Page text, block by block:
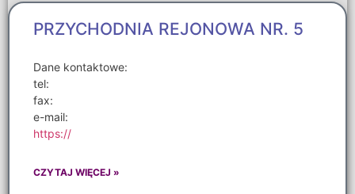
PRZYCHODNIA REJONOWA NR. 5
Dane kontaktowe:
tel:
fax:
e-mail:
https://
CZYTAJ WIĘCEJ »